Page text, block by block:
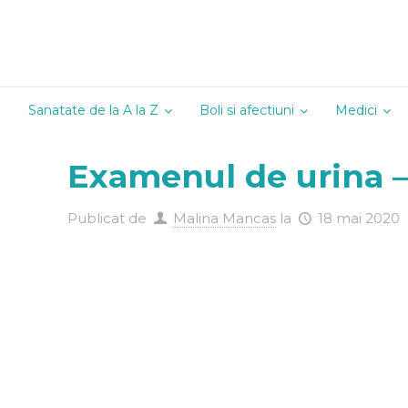
Sanatate de la A la Z Boli si afectiuni Medici
Andrologie
Cardiologie
Examenul de urina
Publicat de Malina Mancas la 18 mai 2020